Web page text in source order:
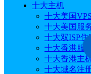
十大主机
十大美国
十大美国服
十大双ISP住
十大香港服
十大香港主
十大域名注
当前位置：首页 优惠码
注册/转移折扣高达99%